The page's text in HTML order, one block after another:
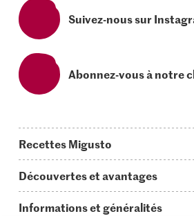
Suivez-nous sur
Abonnez-vous à notre
Recettes Migusto
Idées de menus
Découvertes et avantages
Informations et généralités